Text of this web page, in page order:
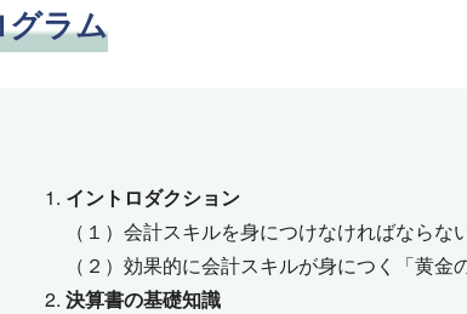
グラム
イントロダクション
（１）会計スキルを身につけなければならな
（２）効果的に会計スキルが身につく「黄金
決算書の基礎知識